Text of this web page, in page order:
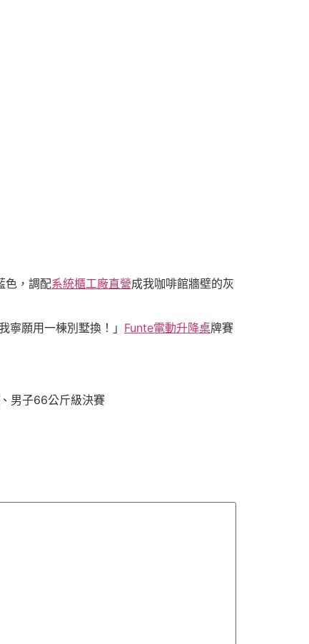
色，調配系統櫃工廠直營成我咖啡館牆壁的灰
寧願用一棟別墅換！」 Funte電動升降桌牌賽
男子66公斤級決賽